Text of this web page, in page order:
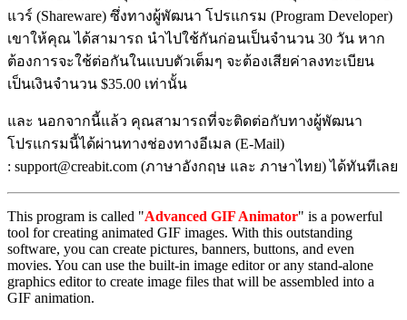
แวร์ (Shareware) ซึ่งทางผู้พัฒนา โปรแกรม (Program Developer)
เขาให้คุณ ได้สามารถ นำไปใช้กันก่อนเป็นจำนวน 30 วัน หาก
ต้องการจะใช้ต่อกันในแบบตัวเต็มๆ จะต้องเสียค่าลงทะเบียน
เป็นเงินจำนวน $35.00 เท่านั้น
และ นอกจากนี้แล้ว คุณสามารถที่จะติดต่อกับทางผู้พัฒนา
โปรแกรมนี้ได้ผ่านทางช่องทางอีเมล (E-Mail)
: support@creabit.com (ภาษาอังกฤษ และ ภาษาไทย) ได้ทันทีเลย
This program is called "Advanced GIF Animator" is a powerful
tool for creating animated GIF images. With this outstanding
software, you can create pictures, banners, buttons, and even
movies. You can use the built-in image editor or any stand-alone
graphics editor to create image files that will be assembled into a
GIF animation.